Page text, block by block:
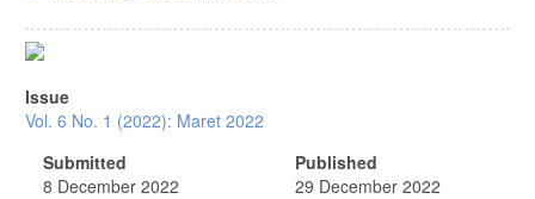
Article
Sidebar
Issue
Vol. 6 No. 1 (2022): Maret 2022
Submitted
8 December 2022
Published
29 December 2022